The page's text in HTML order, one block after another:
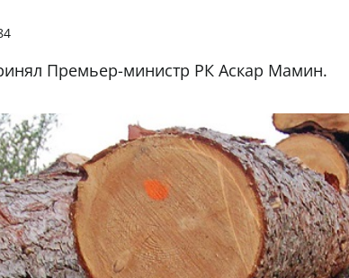
Премьер-министр РК Аскар Мамин.